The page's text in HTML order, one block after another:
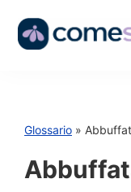
Glossario »